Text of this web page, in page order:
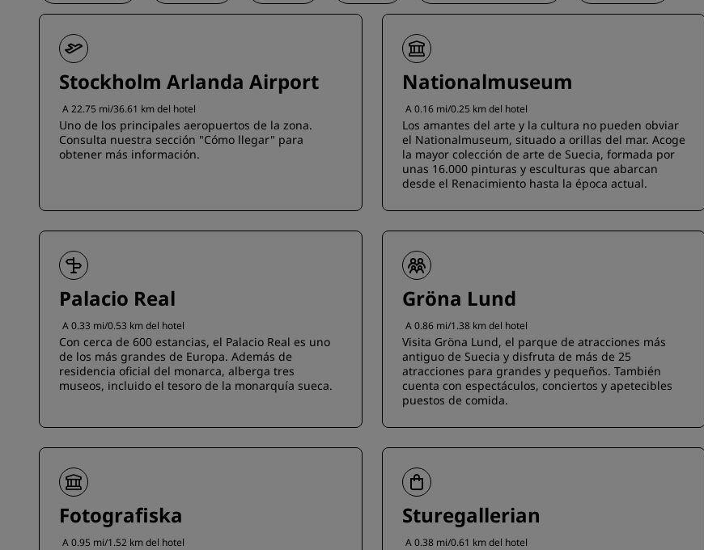
Stockholm Arlanda Airport
A 22.75 mi/36.61 km del hotel
Uno de los principales aeropuertos de la zona.
Consulta nuestra sección "Cómo llegar" para
obtener más información.
Nationalmuseum
A 0.16 mi/0.25 km del hotel
Los amantes del arte y la cultura no pueden obviar
el Nationalmuseum, situado a orillas del mar. Acoge
la mayor colección de arte de Suecia, formada por
unas 16.000 pinturas y esculturas que abarcan
desde el Renacimiento hasta la época actual.
Palacio Real
A 0.33 mi/0.53 km del hotel
Con cerca de 600 estancias, el Palacio Real es uno
de los más grandes de Europa. Además de
residencia oficial del monarca, alberga tres
museos, incluido el tesoro de la monarquía sueca.
Gröna Lund
A 0.86 mi/1.38 km del hotel
Visita Gröna Lund, el parque de atracciones más
antiguo de Suecia y disfruta de más de 25
atracciones para grandes y pequeños. También
cuenta con espectáculos, conciertos y apetecibles
puestos de comida.
Fotografiska
A 0.95 mi/1.52 km del hotel
Sturegallerian
A 0.38 mi/0.61 km del hotel